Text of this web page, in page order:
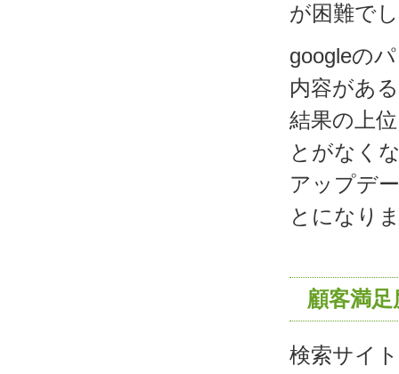
が困難で
googleの
内容があ
結果の上
とがなく
アップデ
とになり
顧客満
検索サイ